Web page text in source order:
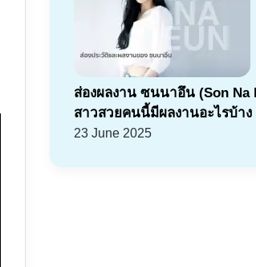
ส่องผลงาน ซนนาอึน (Son Na
สาวสวยคนนี้มีผลงานอะไรบ้าง
23 June 2025